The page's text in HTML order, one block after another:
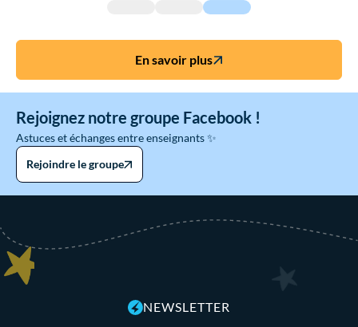
En savoir plus
Rejoignez notre groupe Facebook !
Astuces et échanges entre enseignants ✨
Rejoindre le groupe
NEWSLETTER